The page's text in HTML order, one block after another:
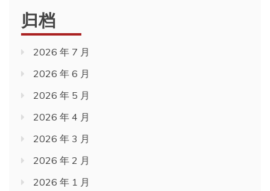
归档
2026 年 7 月
2026 年 6 月
2026 年 5 月
2026 年 4 月
2026 年 3 月
2026 年 2 月
2026 年 1 月